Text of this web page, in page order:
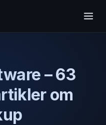
– 63
om